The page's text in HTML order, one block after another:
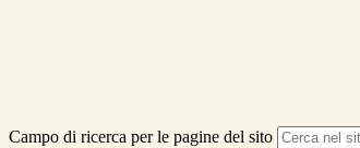
Campo di ricerca per le pagine del sito